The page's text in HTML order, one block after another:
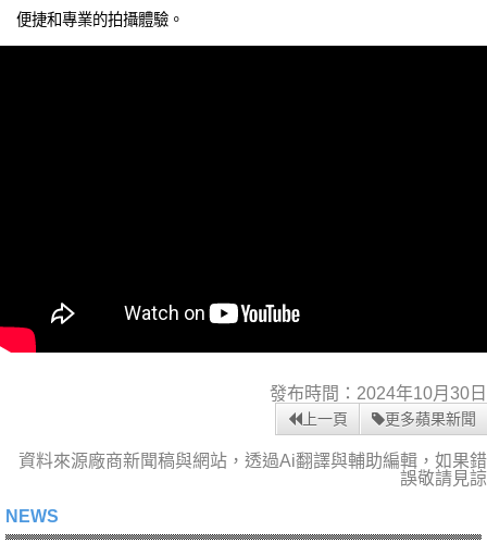
便捷和專業的拍攝體驗。
發布時間：2024年10月30日
上一頁 更多蘋果新聞
資料來源廠商新聞稿與網站，透過Ai翻譯與輔助編輯，如果錯
誤敬請見諒
NEWS